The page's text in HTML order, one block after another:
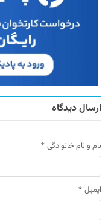
ارسال دیدگاه
نام و نام خانوادگی *
ایمیل *